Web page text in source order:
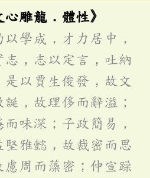
雕龍．體性》
學成，才力居中，
，志以定言，吐納
以賈生俊發，故文
，故理侈而辭溢；
味深；子政簡易，
雅懿，故裁密而思
周而藻密；仲宣躁